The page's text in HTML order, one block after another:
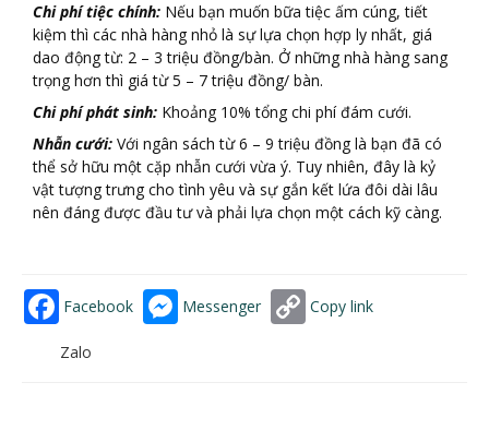
Chi phí tiệc chính: Nếu bạn muốn bữa tiệc ấm cúng, tiết
kiệm thì các nhà hàng nhỏ là sự lựa chọn hợp ly nhất, giá
dao động từ: 2 – 3 triệu đồng/bàn. Ở những nhà hàng sang
trọng hơn thì giá từ 5 – 7 triệu đồng/ bàn.
Chi phí phát sinh: Khoảng 10% tổng chi phí đám cưới.
Nhẫn cưới: Với ngân sách từ 6 – 9 triệu đồng là bạn đã có
thể sở hữu một cặp nhẫn cưới vừa ý. Tuy nhiên, đây là kỷ
vật tượng trưng cho tình yêu và sự gắn kết lứa đôi dài lâu
nên đáng được đầu tư và phải lựa chọn một cách kỹ càng.
Facebook Messenger Copy link
Zalo